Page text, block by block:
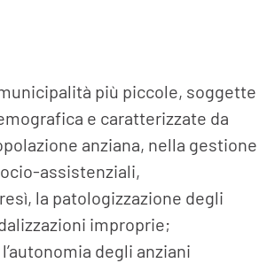
più piccole, soggette
e caratterizzate da
anziana, nella gestione
assistenziali,
la patologizzazione degli
improprie;
degli anziani